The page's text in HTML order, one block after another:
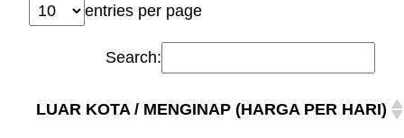
entries per page
Search:
LUAR KOTA / MENGINAP (HARGA PER HARI)